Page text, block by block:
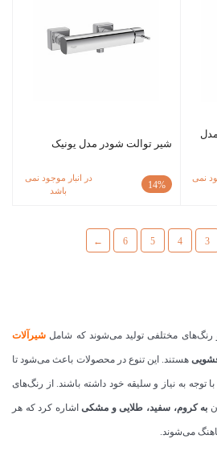
نمی
شیر توالت شودر مدل یونیک
14%
در انبار موجود نمی
باشد
3
4
5
6
←
رنگ‌های مختلفی تولید می‌شوند که شامل شیرآلات
هستند. این تنوع در محصولات باعث می‌شود تا
با توجه به نیاز و سلیقه خود داشته باشند. از رنگ‌های
به کروم، سفید، طلایی و مشکیاشاره کرد که هر
می‌شوند.